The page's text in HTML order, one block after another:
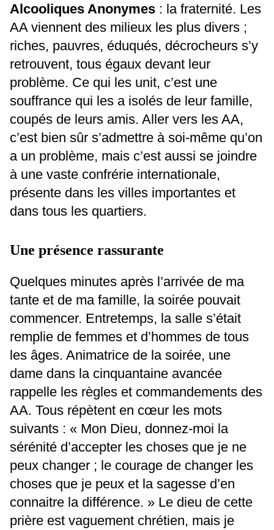
Alcooliques Anonymes : la fraternité. Les
AA viennent des milieux les plus divers ;
riches, pauvres, éduqués, décrocheurs s’y
retrouvent, tous égaux devant leur
problème. Ce qui les unit, c’est une
souffrance qui les a isolés de leur famille,
coupés de leurs amis. Aller vers les AA,
c’est bien sûr s’admettre à soi-même qu’on
a un problème, mais c’est aussi se joindre
à une vaste confrérie internationale,
présente dans les villes importantes et
dans tous les quartiers.
Une présence rassurante
Quelques minutes après l’arrivée de ma
tante et de ma famille, la soirée pouvait
commencer. Entretemps, la salle s’était
remplie de femmes et d’hommes de tous
les âges. Animatrice de la soirée, une
dame dans la cinquantaine avancée
rappelle les règles et commandements des
AA. Tous répètent en cœur les mots
suivants : « Mon Dieu, donnez-moi la
sérénité d’accepter les choses que je ne
peux changer ; le courage de changer les
choses que je peux et la sagesse d’en
connaitre la différence. » Le dieu de cette
prière est vaguement chrétien, mais je